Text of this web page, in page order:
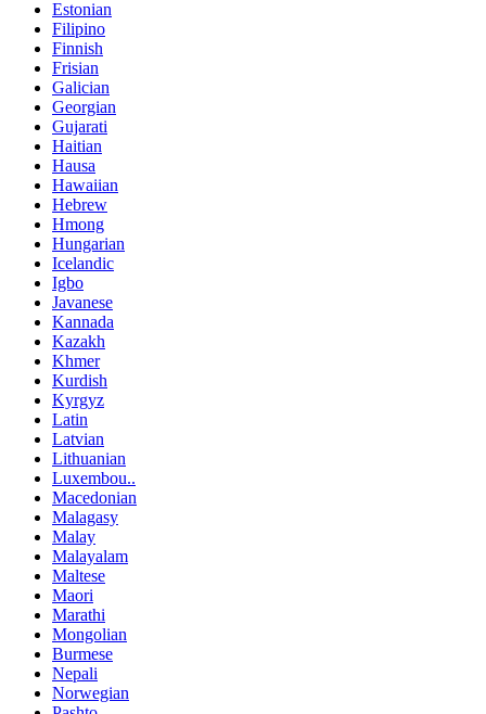
Estonian
Filipino
Finnish
Frisian
Galician
Georgian
Gujarati
Haitian
Hausa
Hawaiian
Hebrew
Hmong
Hungarian
Icelandic
Igbo
Javanese
Kannada
Kazakh
Khmer
Kurdish
Kyrgyz
Latin
Latvian
Lithuanian
Luxembou..
Macedonian
Malagasy
Malay
Malayalam
Maltese
Maori
Marathi
Mongolian
Burmese
Nepali
Norwegian